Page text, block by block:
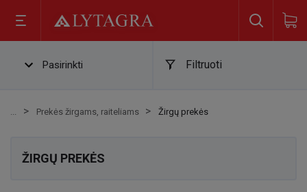
Pasirinkti Filtruoti
Prekės žirgams, raiteliams Žirgų prekės
ŽIRGŲ PREKĖS